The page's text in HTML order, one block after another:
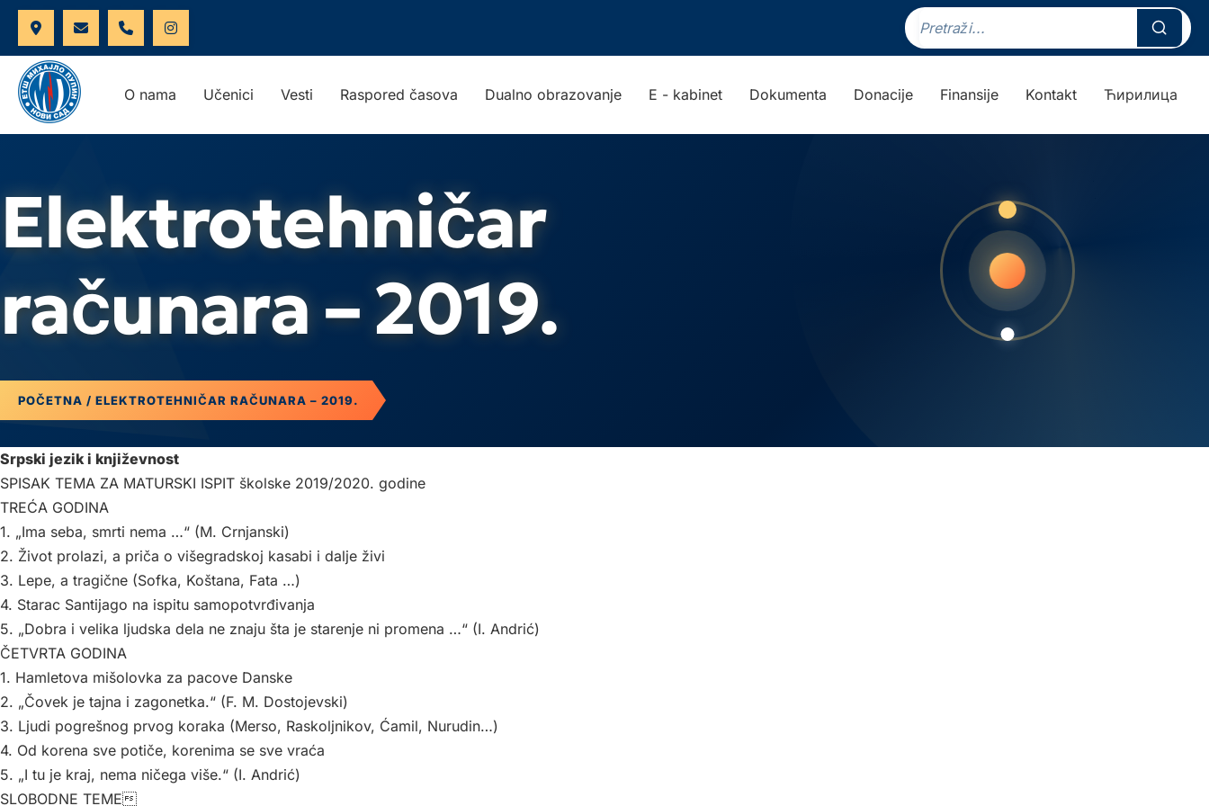
O nama Učenici Vesti Raspored časova Dualno obrazovanje E - kabinet Dokumenta Donacije Finansije Kontakt Ћирилица
Elektrotehničar
računara – 2019.
POČETNA / ELEKTROTEHNIČAR RAČUNARA – 2019.
Srpski jezik i književnost
SPISAK TEMA ZA MATURSKI ISPIT školske 2019/2020. godine
TREĆA GODINA
1. „Ima seba, smrti nema …“ (M. Crnjanski)
2. Život prolazi, a priča o višegradskoj kasabi i dalje živi
3. Lepe, a tragične (Sofka, Koštana, Fata …)
4. Starac Santijago na ispitu samopotvrđivanja
5. „Dobra i velika ljudska dela ne znaju šta je starenje ni promena …“ (I. Andrić)
ČETVRTA GODINA
1. Hamletova mišolovka za pacove Danske
2. „Čovek je tajna i zagonetka.“ (F. M. Dostojevski)
3. Ljudi pogrešnog prvog koraka (Merso, Raskoljnikov, Ćamil, Nurudin…)
4. Od korena sve potiče, korenima se sve vraća
5. „I tu je kraj, nema ničega više.“ (I. Andrić)
SLOBODNE TEME